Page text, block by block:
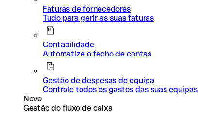
Faturas de fornecedores
Tudo para gerir as suas faturas
Contabilidade
Automatize o fecho de contas
Gestão de despesas de equipa
Controle todos os gastos das suas equipas
Novo
Gestão do fluxo de caixa